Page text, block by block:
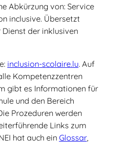
Abkürzung von: Service
inclusive. Übersetzt
der inklusiven
inclusion-scolaire.lu. Auf
Kompetenzzentren
gibt es Informationen für
und den Bereich
Prozeduren werden
Links zum
hat auch ein Glossar,